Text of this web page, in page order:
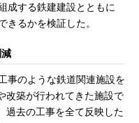
成する鉄建建設とともに
きるかを検証した。
事のような鉄道関連施設を
改築が行われてきた施設で
過去の工事を全て反映した